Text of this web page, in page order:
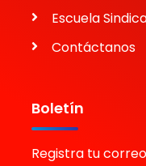
Escuela
Contáctanos
Boletín
Registra tu